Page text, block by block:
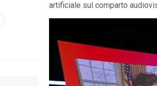
artificiale sul comparto